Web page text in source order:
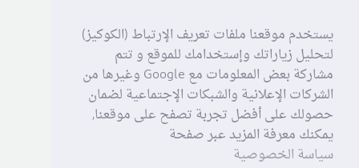
يستخدم موقعنا ملفات تعريف الإرتباط (الكوكيز)
لتحليل زياراتك وإستخدامك للموقع و تتم
مشاركة بعض المعلومات مع Google وغيرها من
الشركات الإعلانية والشبكات الإجتماعية لضمان
حصولك على أفضل تجربة تصفح على موقعنا,
يمكنك معرفة المزيد عبر صفحة
سياسة الخصوصية